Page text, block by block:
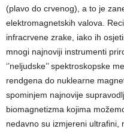
(plavo do crvenog), a to je
elektromagnetskih valova.
infracrvene zrake, iako ih
mnogi najnoviji instrumenti
‘’neljudske’’ spektroskopske
rendgena do nuklearne
spominjem najnovije
biomagnetizma kojima
nedavno su izmjereni ultrafini,